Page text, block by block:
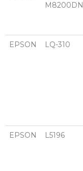
M8200DN
EPSON LQ-310
EPSON L5196